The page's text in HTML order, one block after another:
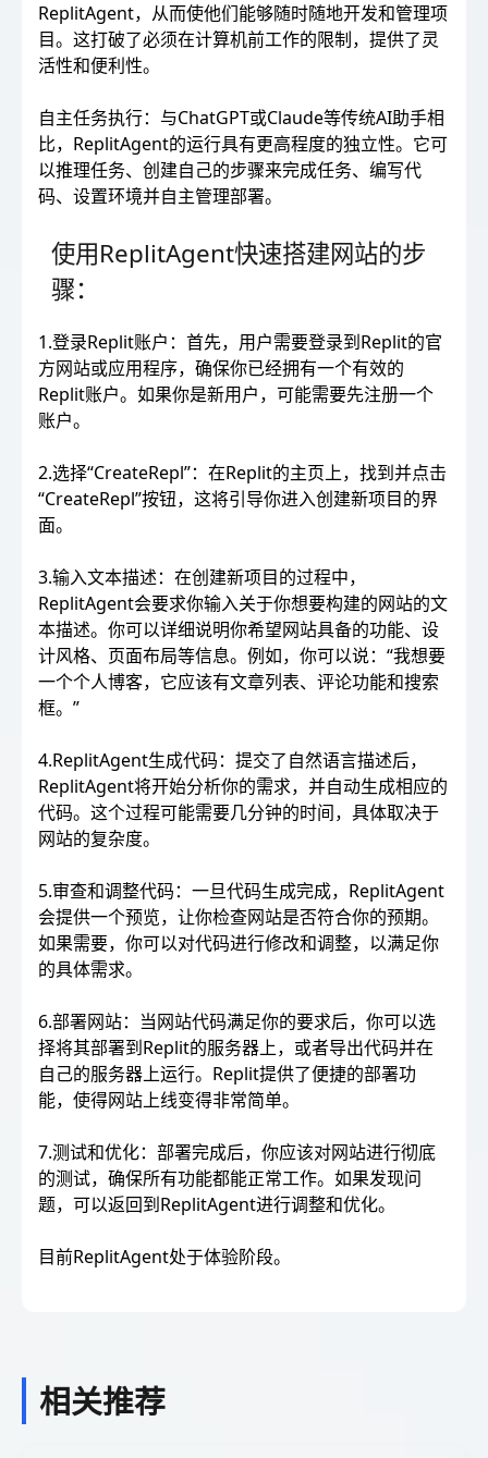
ReplitAgent，从而使他们能够随时随地开发和管理项
目。这打破了必须在计算机前工作的限制，提供了灵
活性和便利性。
自主任务执行：与ChatGPT或Claude等传统AI助手相
比，ReplitAgent的运行具有更高程度的独立性。它可
以推理任务、创建自己的步骤来完成任务、编写代
码、设置环境并自主管理部署。
使用ReplitAgent快速搭建网站的步
骤：
1.登录Replit账户：首先，用户需要登录到Replit的官
方网站或应用程序，确保你已经拥有一个有效的
Replit账户。如果你是新用户，可能需要先注册一个
账户。
2.选择“CreateRepl”：在Replit的主页上，找到并点击
“CreateRepl”按钮，这将引导你进入创建新项目的界
面。
3.输入文本描述：在创建新项目的过程中，
ReplitAgent会要求你输入关于你想要构建的网站的文
本描述。你可以详细说明你希望网站具备的功能、设
计风格、页面布局等信息。例如，你可以说：“我想要
一个个人博客，它应该有文章列表、评论功能和搜索
框。”
4.ReplitAgent生成代码：提交了自然语言描述后，
ReplitAgent将开始分析你的需求，并自动生成相应的
代码。这个过程可能需要几分钟的时间，具体取决于
网站的复杂度。
5.审查和调整代码：一旦代码生成完成，ReplitAgent
会提供一个预览，让你检查网站是否符合你的预期。
如果需要，你可以对代码进行修改和调整，以满足你
的具体需求。
6.部署网站：当网站代码满足你的要求后，你可以选
择将其部署到Replit的服务器上，或者导出代码并在
自己的服务器上运行。Replit提供了便捷的部署功
能，使得网站上线变得非常简单。
7.测试和优化：部署完成后，你应该对网站进行彻底
的测试，确保所有功能都能正常工作。如果发现问
题，可以返回到ReplitAgent进行调整和优化。
目前ReplitAgent处于体验阶段。
相关推荐